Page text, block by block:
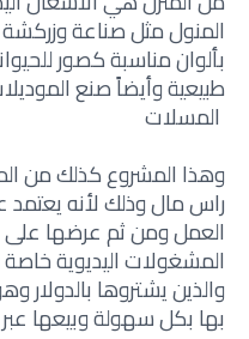
المنول مثل صناعة
بألوان مناسبة كصور
طبيعية وأيضاً صنع
وهذا المشروع كذلك من
راس مال وذلك لأنه
العمل ومن ثم عرضها على
المشغولات اليديوية خاصة
والذين يشتروها بالدولار
بها بكل سهولة وبيعها عبر